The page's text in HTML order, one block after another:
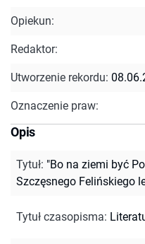
Opiekun:
Redaktor:
Utworzenie rekordu:
Oznaczenie praw:
Opis
Tytuł: "Bo na ziemi być
Szczęsnego Felińskiego
Tytuł czasopisma: